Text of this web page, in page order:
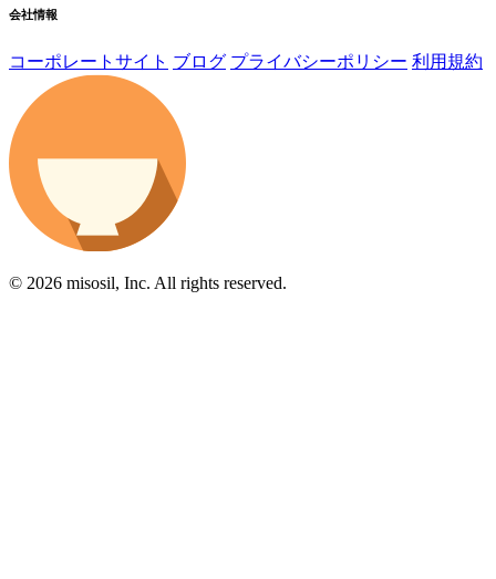
会社情報
コーポレートサイト ブログ プライバシーポリシー 利用規約
© 2026 misosil, Inc. All rights reserved.